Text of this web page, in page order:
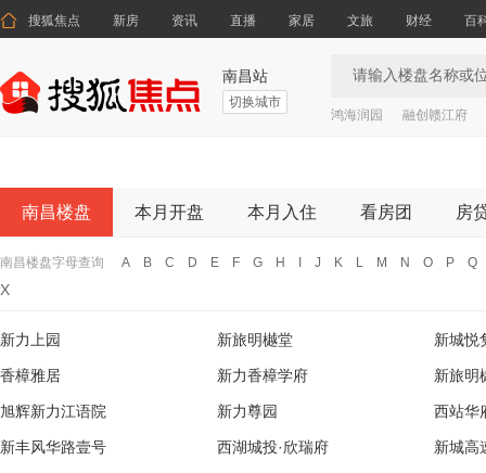
 搜狐焦点 新房 资讯 直播 家居 文旅 财经 百
南昌站
切换城市
鸿海润园
融创赣江府
南昌楼盘 本月开盘 本月入住 看房团 房
南昌楼盘字母查询 A B C D E F G H J K L M N O P Q
X
新力上园 新旅明樾堂 新城悦
香樟雅居 新力香樟学府 新旅明
旭辉新力江语院 新力尊园 西站华
新丰风华路壹号 西湖城投·欣瑞府 新城高